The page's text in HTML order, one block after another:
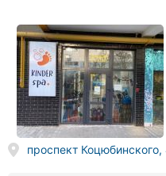
проспект